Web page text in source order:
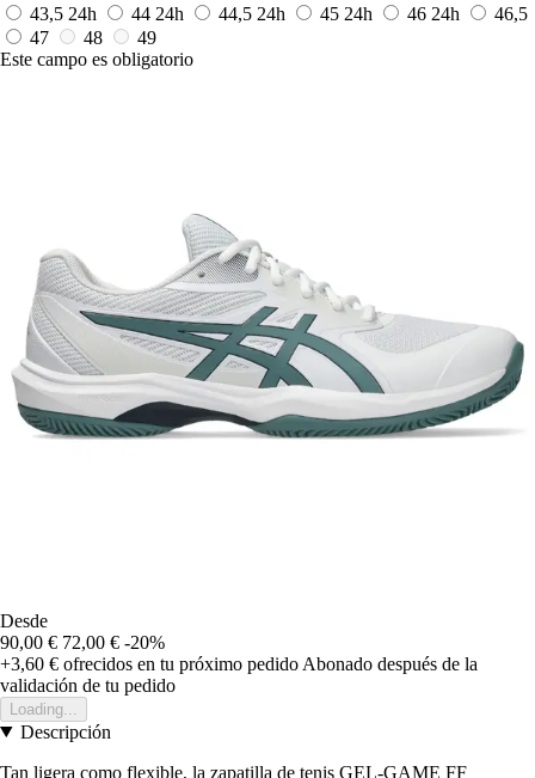
43,5 24h 44 24h 44,5 24h 45 24h 46 24h
46,5
47
48
49
Este campo es obligatorio
Desde
90,00 € 72,00 € -20%
+3,60 € ofrecidos en tu próximo pedido Abonado después de la
validación de tu pedido
Loading...
Descripción
Tan ligera como flexible, la zapatilla de tenis GEL-GAME FF